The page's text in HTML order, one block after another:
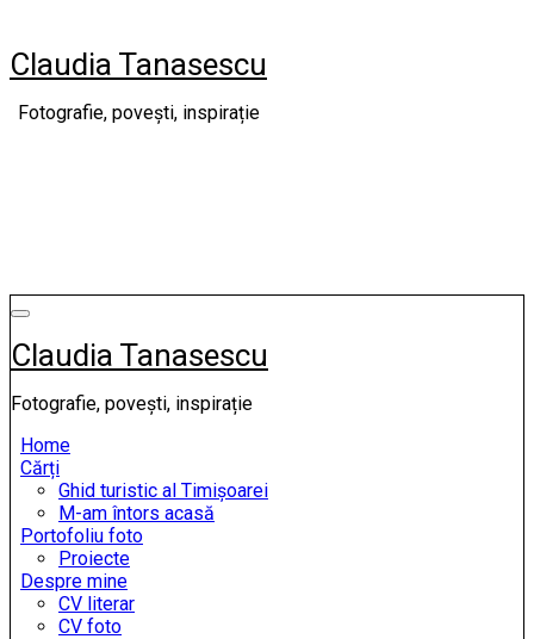
content
Claudia Tanasescu
Fotografie, povești, inspirație
Claudia Tanasescu
Fotografie, povești, inspirație
Home
Cărți
Ghid turistic al Timișoarei
M-am întors acasă
Portofoliu foto
Proiecte
Despre mine
CV literar
CV foto